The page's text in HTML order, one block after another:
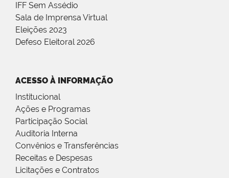
IFF Sem Assédio
Sala de Imprensa Virtual
Eleições 2023
Defeso Eleitoral 2026
ACESSO À INFORMAÇÃO
Institucional
Ações e Programas
Participação Social
Auditoria Interna
Convênios e Transferências
Receitas e Despesas
Licitações e Contratos